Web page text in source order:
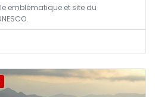
emblématique et site du